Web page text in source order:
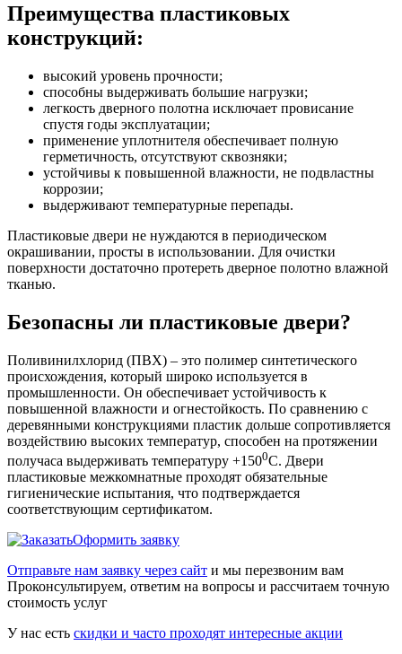
Преимущества пластиковых
конструкций:
высокий уровень прочности;
способны выдерживать большие нагрузки;
легкость дверного полотна исключает провисание
спустя годы эксплуатации;
применение уплотнителя обеспечивает полную
герметичность, отсутствуют сквозняки;
устойчивы к повышенной влажности, не подвластны
коррозии;
выдерживают температурные перепады.
Пластиковые двери не нуждаются в периодическом
окрашивании, просты в использовании. Для очистки
поверхности достаточно протереть дверное полотно влажной
тканью.
Безопасны ли пластиковые двери?
Поливинилхлорид (ПВХ) – это полимер синтетического
происхождения, который широко используется в
промышленности. Он обеспечивает устойчивость к
повышенной влажности и огнестойкость. По сравнению с
деревянными конструкциями пластик дольше сопротивляется
воздействию высоких температур, способен на протяжении
получаса выдерживать температуру +1500С. Двери
пластиковые межкомнатные проходят обязательные
гигиенические испытания, что подтверждается
соответствующим сертификатом.
Оформить заявку
Отправьте нам заявку через сайт и мы перезвоним вам
Проконсультируем, ответим на вопросы и рассчитаем точную
стоимость услуг
У нас есть скидки и часто проходят интересные акции